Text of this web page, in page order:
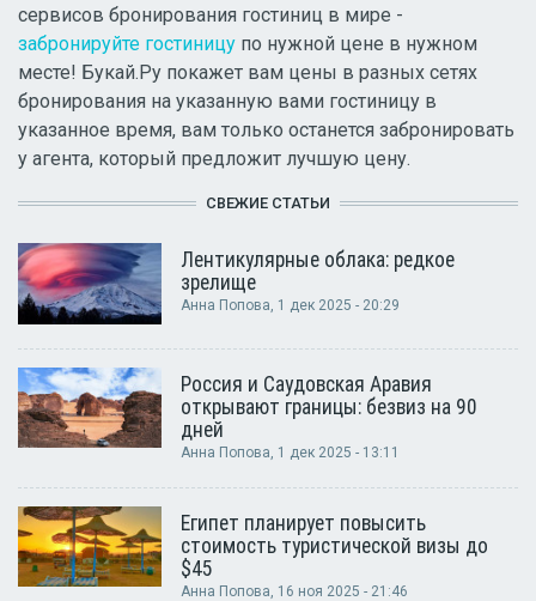
сервисов бронирования гостиниц в мире -
забронируйте гостиницу по нужной цене в нужном
месте! Букай.Ру покажет вам цены в разных сетях
бронирования на указанную вами гостиницу в
указанное время, вам только останется забронировать
у агента, который предложит лучшую цену.
СВЕЖИЕ СТАТЬИ
Лентикулярные облака: редкое
зрелище
Анна Попова, 1 дек 2025 - 20:29
Россия и Саудовская Аравия
открывают границы: безвиз на 90
дней
Анна Попова, 1 дек 2025 - 13:11
Египет планирует повысить
стоимость туристической визы до
$45
Анна Попова, 16 ноя 2025 - 21:46